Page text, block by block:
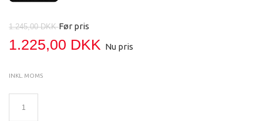
1.245,00 DKKFør pris
1.225,00 DKK Nu pris
INKL. MOMS